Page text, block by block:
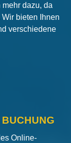
dazu, da
bieten Ihnen
verschiedene
Online-